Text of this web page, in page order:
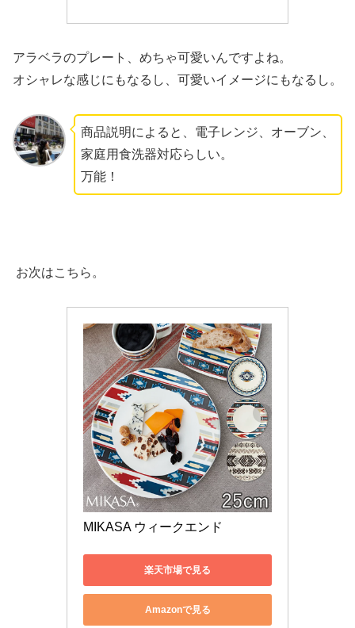
アラベラのプレート、めちゃ可愛いんですよね。
オシャレな感じにもなるし、可愛いイメージにもなるし。
商品説明によると、電子レンジ、オーブン、
家庭用食洗器対応らしい。
万能！
お次はこちら。
MIKASA ウィークエンド
楽天市場で見る
Amazonで見る